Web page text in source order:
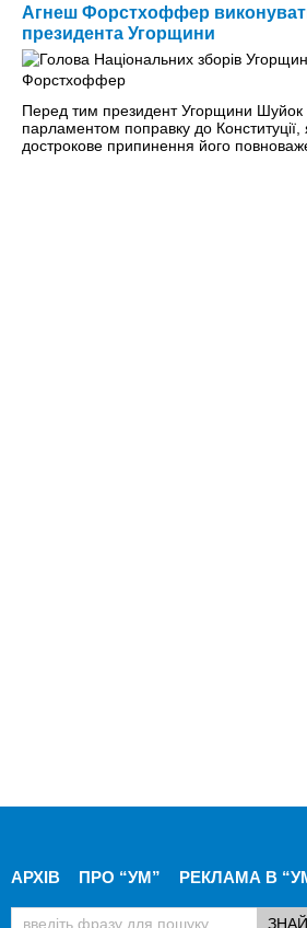
Агнеш Форстхоффер
президента Угорщини
Перед тим президент Угорщини Шуйок
парламентом поправку до
дострокове припинення його
АРХІВ ПРО “УМ” РЕКЛАМА В